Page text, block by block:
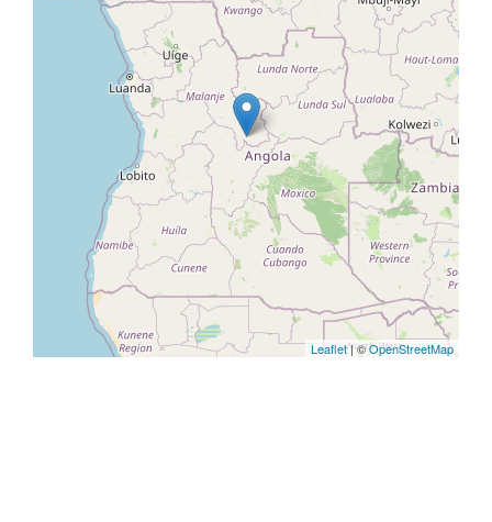
Leaflet| ©OpenStreetMap